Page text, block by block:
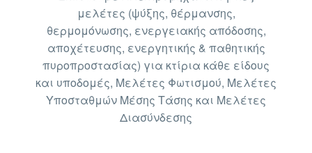
μελέτες (ψύξης, θέρμανσης,
θερμομόνωσης, ενεργειακής απόδοσης,
αποχέτευσης, ενεργητικής & παθητικής
πυροπροστασίας) για κτίρια κάθε είδους
και υποδομές, Μελέτες Φωτισμού, Μελέτες
Υποσταθμών Μέσης Τάσης και Μελέτες
Διασύνδεσης